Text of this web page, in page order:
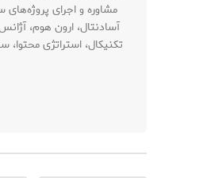
مشاوره و اجرای
آسادنتال، ارون هوم،
تکنیکال، استراتژی